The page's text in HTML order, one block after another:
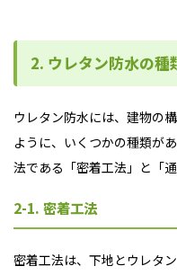
2. ウレタン防水の種
ウレタン防水には、建物の
ように、いくつかの種類が
法である「密着工法」と「
2-1. 密着工法
密着工法は、下地とウレタ